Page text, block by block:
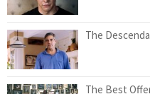
The
The Best